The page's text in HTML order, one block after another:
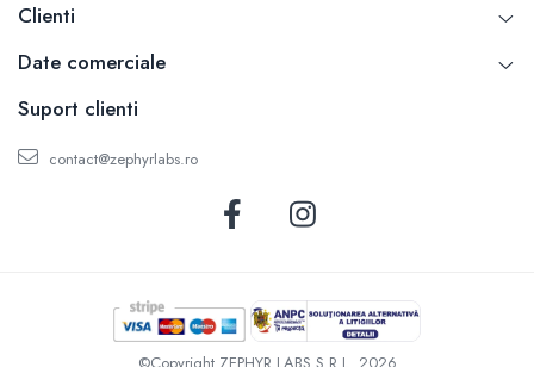
Clienti
Date comerciale
Suport clienti
contact@zephyrlabs.ro